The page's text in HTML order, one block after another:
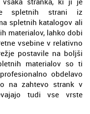
spletnih strani iz
spletnih katalogov ali
materialov, lahko dobi
vsebine v relativno
postavile na boljši
materialov so ti
obdelavo
na zahtevo strank v
tudi vse vrste